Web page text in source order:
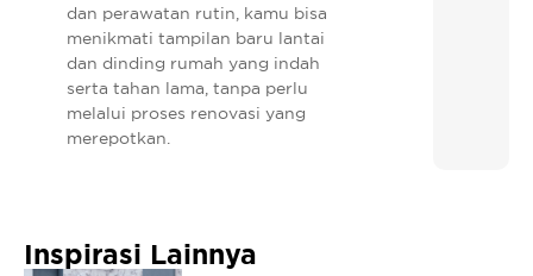
dan perawatan rutin, kamu bisa
menikmati tampilan baru lantai
dan dinding rumah yang indah
serta tahan lama, tanpa perlu
melalui proses renovasi yang
merepotkan.
Inspirasi Lainnya